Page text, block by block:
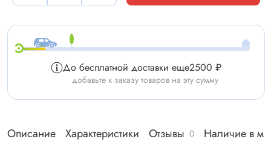
До бесплатной доставки еще2500 ₽
добавьте к заказу товаров на эту сумму
Описание Характеристики Отзывы 0 Наличие в